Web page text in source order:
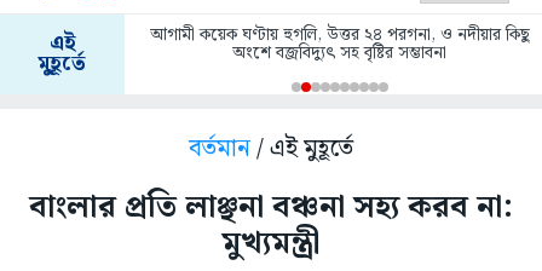
এই
মুহূর্তে
আগামী কয়েক ঘণ্টায় হুগলি, উত্তর ২৪ পরগনা, ও নদীয়ার কিছু
অংশে বজ্রবিদ্যুৎ সহ বৃষ্টির সম্ভাবনা
বর্তমান/ এই মুহূর্তে
বাংলার প্রতি লাঞ্ছনা বঞ্চনা সহ্য করব না:
মুখ্যমন্ত্রী